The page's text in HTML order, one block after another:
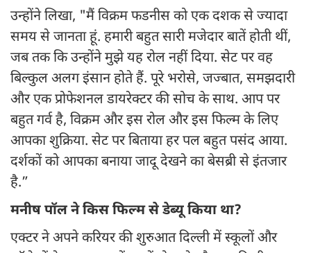
उन्होंने लिखा, "मैं विक्रम फडनीस को एक दशक से ज्यादा
समय से जानता हूं. हमारी बहुत सारी मजेदार बातें होती थीं,
जब तक कि उन्होंने मुझे यह रोल नहीं दिया. सेट पर वह
बिल्कुल अलग इंसान होते हैं. पूरे भरोसे, जज्बात, समझदारी
और एक प्रोफेशनल डायरेक्टर की सोच के साथ. आप पर
बहुत गर्व है, विक्रम और इस रोल और इस फिल्म के लिए
आपका शुक्रिया. सेट पर बिताया हर पल बहुत पसंद आया.
दर्शकों को आपका बनाया जादू देखने का बेसब्री से इंतजार
है.”
मनीष पॉल ने किस फिल्म से डेब्यू किया था?
एक्टर ने अपने करियर की शुरुआत दिल्ली में स्कूलों और